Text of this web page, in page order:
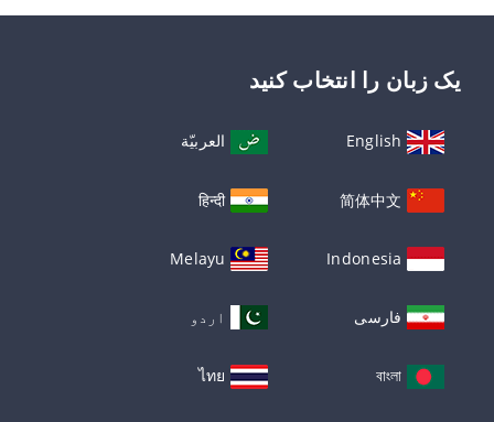
یک زبان را انتخاب کنید
English العربيّة
简体中文
हिन्दी
Indonesia
Melayu
فارسی اردو
বাংলা
ไทย